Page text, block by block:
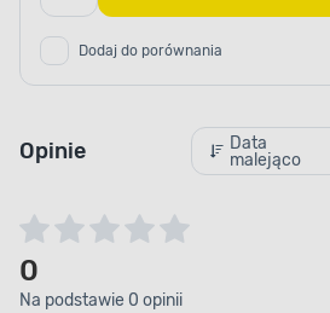
Dodaj do porównania
Opinie
Data
malejąco
0
Na podstawie 0 opinii